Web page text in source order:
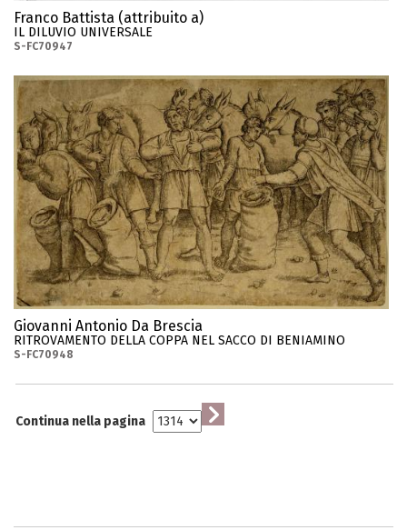
Franco Battista (attribuito a)
IL DILUVIO UNIVERSALE
S-FC70947
Giovanni Antonio Da Brescia
RITROVAMENTO DELLA COPPA NEL SACCO DI BENIAMINO
S-FC70948
Continua nella pagina